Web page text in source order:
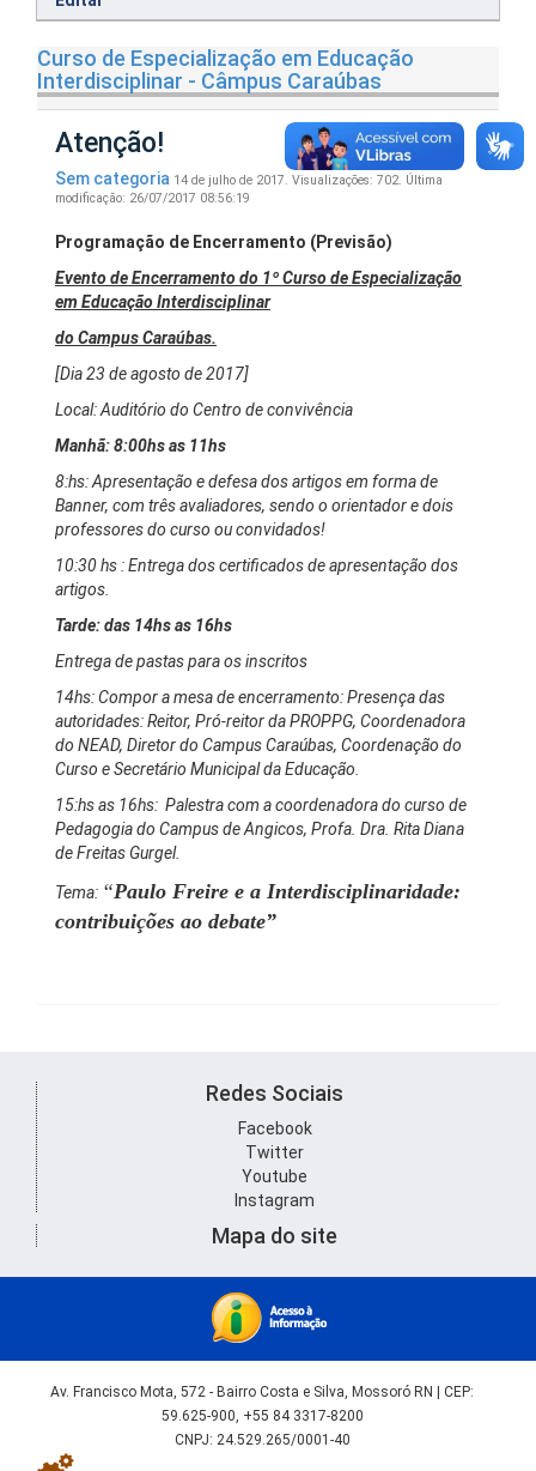
Curso de Especialização em Educação
Interdisciplinar - Câmpus Caraúbas
Atenção!
Sem categoria 14 de julho de 2017. Visualizações: 702. Última
modificação: 26/07/2017 08:56:19
Programação de Encerramento (Previsão)
Evento de Encerramento do 1º Curso de Especialização
em Educação Interdisciplinar
do Campus Caraúbas.
[Dia 23 de agosto de 2017]
Local: Auditório do Centro de convivência
Manhã: 8:00hs as 11hs
8:hs: Apresentação e defesa dos artigos em forma de
Banner, com três avaliadores, sendo o orientador e dois
professores do curso ou convidados!
10:30 hs : Entrega dos certificados de apresentação dos
artigos.
Tarde: das 14hs as 16hs
Entrega de pastas para os inscritos
14hs: Compor a mesa de encerramento: Presença das
autoridades: Reitor, Pró-reitor da PROPPG, Coordenadora
do NEAD, Diretor do Campus Caraúbas, Coordenação do
Curso e Secretário Municipal da Educação.
15:hs as 16hs: Palestra com a coordenadora do curso de
Pedagogia do Campus de Angicos, Profa. Dra. Rita Diana
de Freitas Gurgel.
Tema: “Paulo Freire e a Interdisciplinaridade:
contribuições ao debate”
Redes Sociais
Facebook
Twitter
Youtube
Instagram
Mapa do site
Av. Francisco Mota, 572 - Bairro Costa e Silva, Mossoró RN | CEP:
59.625-900, +55 84 3317-8200
CNPJ: 24.529.265/0001-40